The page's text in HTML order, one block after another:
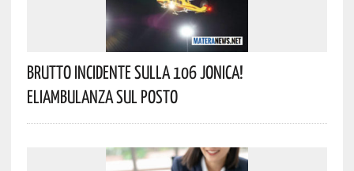
Brutto Incidente Sulla 106 Jonica!
Eliambulanza Sul Posto